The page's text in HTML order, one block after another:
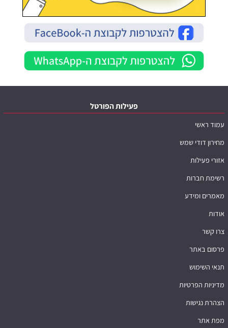
פעילות הפורטל
עמוד ראשי
מחירון דודי שמש
אזורי פעילות
רשימת חברות
מאמרים ומידע
אודות
צרו קשר
פרסום באתר
תנאי השימוש
מדיניות הפרטיות
הצהרת נגישות
מפת אתר